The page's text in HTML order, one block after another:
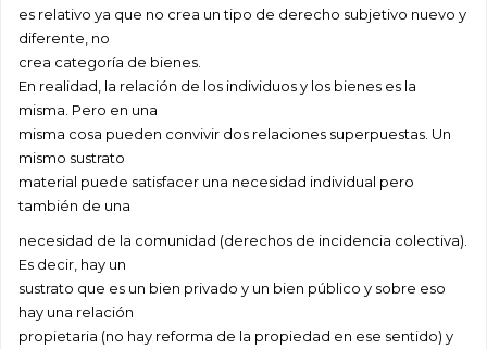
es relativo ya que no crea un tipo de derecho subjetivo nuevo y
diferente, no
crea categoría de bienes.
En realidad, la relación de los individuos y los bienes es la
misma. Pero en una
misma cosa pueden convivir dos relaciones superpuestas. Un
mismo sustrato
material puede satisfacer una necesidad individual pero
también de una
necesidad de la comunidad (derechos de incidencia colectiva).
Es decir, hay un
sustrato que es un bien privado y un bien público y sobre eso
hay una relación
propietaria (no hay reforma de la propiedad en ese sentido) y